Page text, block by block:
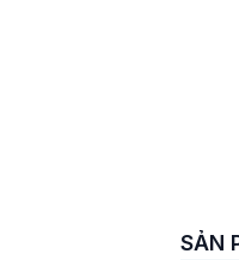
SẢN